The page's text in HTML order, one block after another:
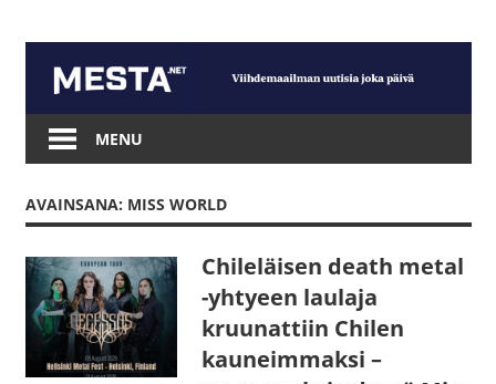
content
Mesta.net
MENU
AVAINSANA: MISS WORLD
Chileläisen death metal
-yhtyeen laulaja
kruunattiin Chilen
kauneimmaksi –